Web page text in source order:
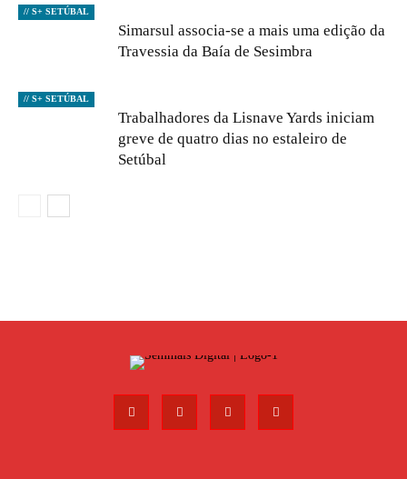
// S+ SETÚBAL
Simarsul associa-se a mais uma edição da
Travessia da Baía de Sesimbra
// S+ SETÚBAL
Trabalhadores da Lisnave Yards iniciam
greve de quatro dias no estaleiro de
Setúbal